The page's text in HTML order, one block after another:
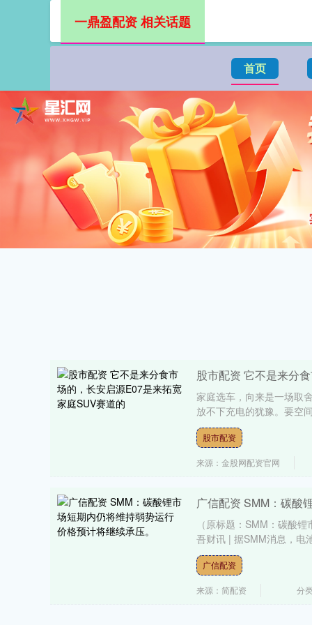
首页
一鼎盈配资 相关话题
股市配资 它不是来分
家庭选车，向来是一场取
放不下充电的犹豫。要空
股市配资
来源：金股网配资官网
广信配资 SMM：碳酸
（原标题：SMM：碳酸
吾财讯 | 据SMM消息，电
广信配资
来源：简配资 分